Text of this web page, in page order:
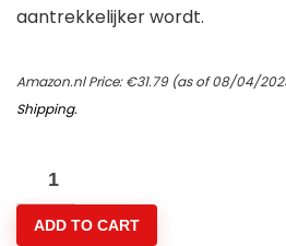
aantrekkelijker wordt.
Amazon.nl Price:€31.79(as of 08/04/
Shipping.
Gitaar
Hoofdtelefoonversterker,
Gitaarpedaal
ADD TO CART